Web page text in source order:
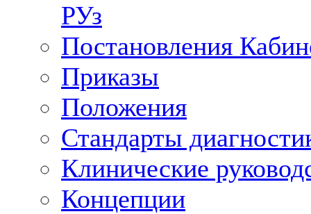
РУз
Постановления
Приказы
Положения
Стандарты
Клинические
Концепции